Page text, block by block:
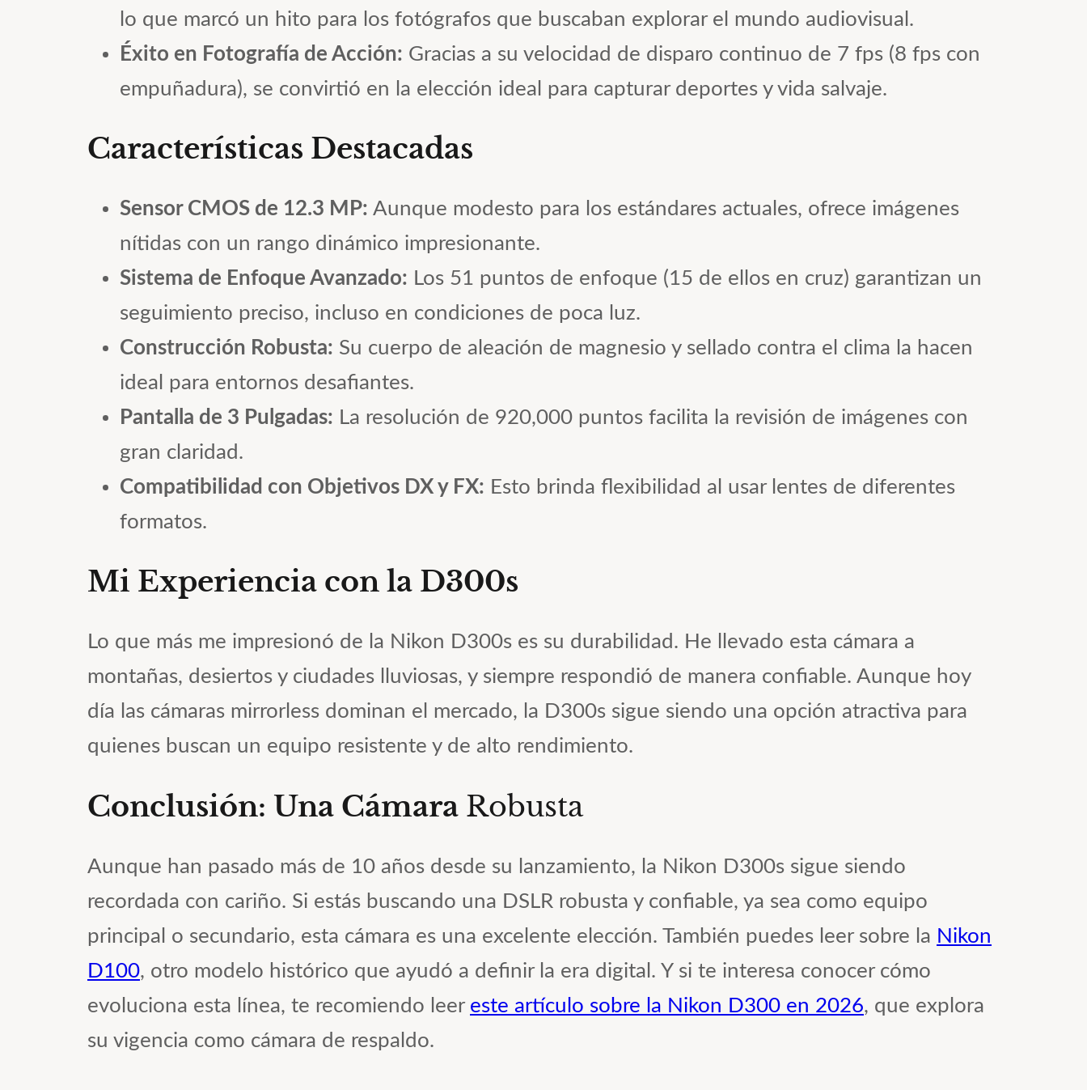
lo que marcó un hito para los fotógrafos que buscaban explorar el mundo audiovisual.
Éxito en Fotografía de Acción: Gracias a su velocidad de disparo continuo de 7 fps (8 fps con
empuñadura), se convirtió en la elección ideal para capturar deportes y vida salvaje.
Características Destacadas
Sensor CMOS de 12.3 MP: Aunque modesto para los estándares actuales, ofrece imágenes
nítidas con un rango dinámico impresionante.
Sistema de Enfoque Avanzado: Los 51 puntos de enfoque (15 de ellos en cruz) garantizan un
seguimiento preciso, incluso en condiciones de poca luz.
Construcción Robusta: Su cuerpo de aleación de magnesio y sellado contra el clima la hacen
ideal para entornos desafiantes.
Pantalla de 3 Pulgadas: La resolución de 920,000 puntos facilita la revisión de imágenes con
gran claridad.
Compatibilidad con Objetivos DX y FX: Esto brinda flexibilidad al usar lentes de diferentes
formatos.
Mi Experiencia con la D300s
Lo que más me impresionó de la Nikon D300s es su durabilidad. He llevado esta cámara a
montañas, desiertos y ciudades lluviosas, y siempre respondió de manera confiable. Aunque hoy
día las cámaras mirrorless dominan el mercado, la D300s sigue siendo una opción atractiva para
quienes buscan un equipo resistente y de alto rendimiento.
Conclusión: Una Cámara Robusta
Aunque han pasado más de 10 años desde su lanzamiento, la Nikon D300s sigue siendo
recordada con cariño. Si estás buscando una DSLR robusta y confiable, ya sea como equipo
principal o secundario, esta cámara es una excelente elección. También puedes leer sobre la Nikon
D100, otro modelo histórico que ayudó a definir la era digital. Y si te interesa conocer cómo
evoluciona esta línea, te recomiendo leer este artículo sobre la Nikon D300 en 2026, que explora
su vigencia como cámara de respaldo.